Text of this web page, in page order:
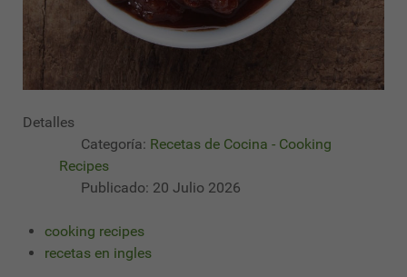
Detalles
Categoría: Recetas de Cocina - Cooking
Recipes
Publicado: 20 Julio 2026
cooking recipes
recetas en ingles